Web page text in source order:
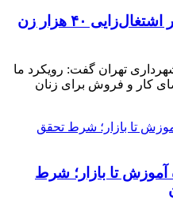
تمرکز شهرداری تهران بر اشتغال‌زایی ۴۰ هزار زن
تهران گفت: رویکرد ما
کار و فروش برای زنان
آموزش تا بازار؛ شرط